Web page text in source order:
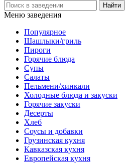
Меню заведения
Популярное
Шашлыки/гриль
Пироги
Горячие блюда
Супы
Салаты
Пельмени/хинкали
Холодные блюда и закуски
Горячие закуски
Десерты
Хлеб
Соусы и добавки
Грузинская кухня
Кавказская кухня
Европейская кухня